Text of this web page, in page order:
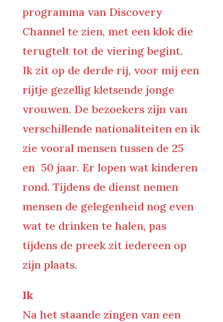
programma van Discovery
Channel te zien, met een klok die
terugtelt tot de viering begint.
Ik zit op de derde rij, voor mij een
rijtje gezellig kletsende jonge
vrouwen. De bezoekers zijn van
verschillende nationaliteiten en ik
zie vooral mensen tussen de 25
en 50 jaar. Er lopen wat kinderen
rond. Tijdens de dienst nemen
mensen de gelegenheid nog even
wat te drinken te halen, pas
tijdens de preek zit iedereen op
zijn plaats.
Ik
Na het staande zingen van een